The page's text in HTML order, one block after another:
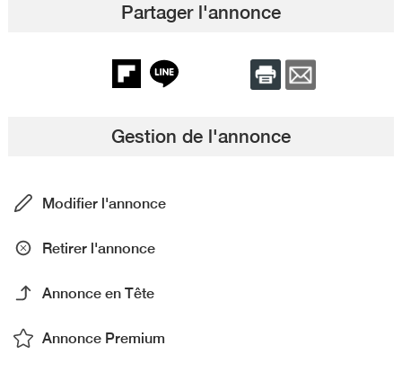
Partager l'annonce
Gestion de l'annonce
Modifier l'annonce
Retirer l'annonce
Annonce en Tête
Annonce Premium